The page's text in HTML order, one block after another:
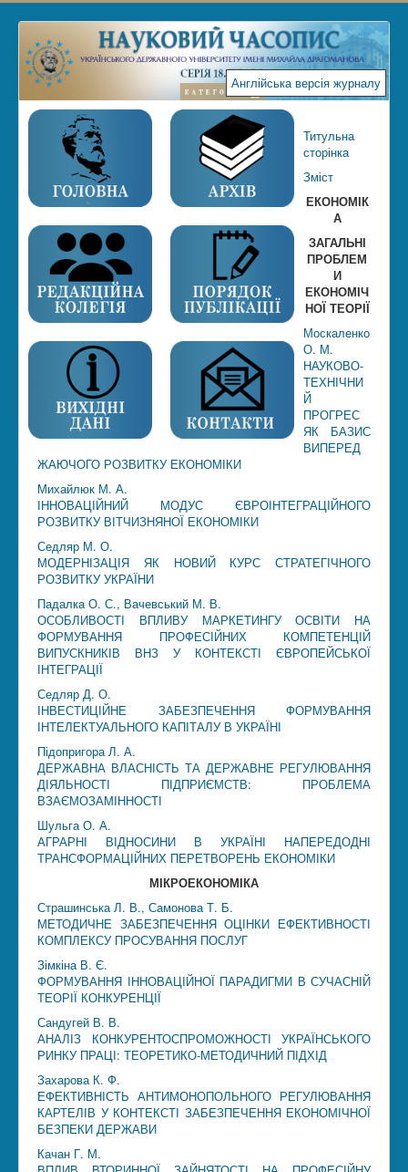
Англійська версія журналу
Титульна
сторінка
Зміст
ЕКОНОМІК
А
ЗАГАЛЬНІ
ПРОБЛЕМ
И
ЕКОНОМІЧ
НОЇ ТЕОРІЇ
Москаленко
О. М.
НАУКОВО-
ТЕХНІЧНИ
Й
ПРОГРЕС
ЯК БАЗИС
ВИПЕРЕД
ЖАЮЧОГО РОЗВИТКУ ЕКОНОМІКИ
Михайлюк М. А.
ІННОВАЦІЙНИЙ МОДУС ЄВРОІНТЕГРАЦІЙНОГО
РОЗВИТКУ ВІТЧИЗНЯНОЇ ЕКОНОМІКИ
Седляр М. О.
МОДЕРНІЗАЦІЯ ЯК НОВИЙ КУРС СТРАТЕГІЧНОГО
РОЗВИТКУ УКРАЇНИ
Падалка О. С., Вачевський М. В.
ОСОБЛИВОСТІ ВПЛИВУ МАРКЕТИНГУ ОСВІТИ НА
ФОРМУВАННЯ ПРОФЕСІЙНИХ КОМПЕТЕНЦІЙ
ВИПУСКНИКІВ ВНЗ У КОНТЕКСТІ ЄВРОПЕЙСЬКОЇ
ІНТЕГРАЦІЇ
Седляр Д. О.
ІНВЕСТИЦІЙНЕ ЗАБЕЗПЕЧЕННЯ ФОРМУВАННЯ
ІНТЕЛЕКТУАЛЬНОГО КАПІТАЛУ В УКРАЇНІ
Підопригора Л. А.
ДЕРЖАВНА ВЛАСНІСТЬ ТА ДЕРЖАВНЕ РЕГУЛЮВАННЯ
ДІЯЛЬНОСТІ ПІДПРИЄМСТВ: ПРОБЛЕМА
ВЗАЄМОЗАМІННОСТІ
Шульга О. А.
АГРАРНІ ВІДНОСИНИ В УКРАЇНІ НАПЕРЕДОДНІ
ТРАНСФОРМАЦІЙНИХ ПЕРЕТВОРЕНЬ ЕКОНОМІКИ
МІКРОЕКОНОМІКА
Страшинська Л. В., Самонова Т. Б.
МЕТОДИЧНЕ ЗАБЕЗПЕЧЕННЯ ОЦІНКИ ЕФЕКТИВНОСТІ
КОМПЛЕКСУ ПРОСУВАННЯ ПОСЛУГ
Зімкіна В. Є.
ФОРМУВАННЯ ІННОВАЦІЙНОЇ ПАРАДИГМИ В СУЧАСНІЙ
ТЕОРІЇ КОНКУРЕНЦІЇ
Сандугей В. В.
АНАЛІЗ КОНКУРЕНТОСПРОМОЖНОСТІ УКРАЇНСЬКОГО
РИНКУ ПРАЦІ: ТЕОРЕТИКО-МЕТОДИЧНИЙ ПІДХІД
Захарова К. Ф.
ЕФЕКТИВНІСТЬ АНТИМОНОПОЛЬНОГО РЕГУЛЮВАННЯ
КАРТЕЛІВ У КОНТЕКСТІ ЗАБЕЗПЕЧЕННЯ ЕКОНОМІЧНОЇ
БЕЗПЕКИ ДЕРЖАВИ
Качан Г. М.